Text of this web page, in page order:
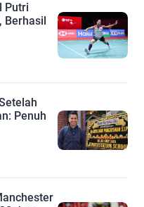
Putri
Berhasil
Penuh